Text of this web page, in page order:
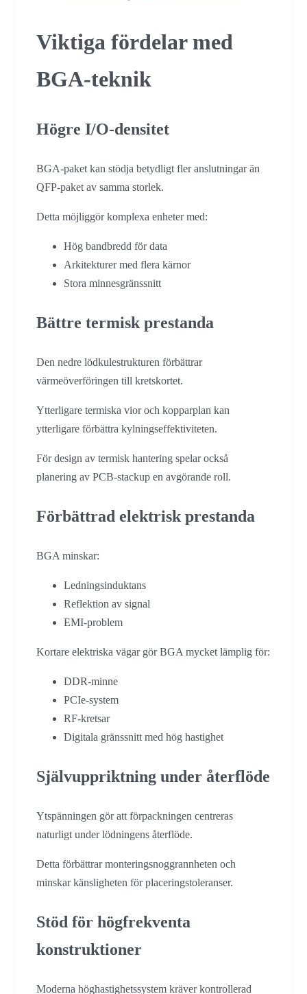
Viktiga fördelar med
BGA-teknik
Högre I/O-densitet
BGA-paket kan stödja betydligt fler anslutningar än
QFP-paket av samma storlek.
Detta möjliggör komplexa enheter med:
Hög bandbredd för data
Arkitekturer med flera kärnor
Stora minnesgränssnitt
Bättre termisk prestanda
Den nedre lödkulestrukturen förbättrar
värmeöverföringen till kretskortet.
Ytterligare termiska vior och kopparplan kan
ytterligare förbättra kylningseffektiviteten.
För design av termisk hantering spelar också
planering av PCB-stackup en avgörande roll.
Förbättrad elektrisk prestanda
BGA minskar:
Ledningsinduktans
Reflektion av signal
EMI-problem
Kortare elektriska vägar gör BGA mycket lämplig för:
DDR-minne
PCIe-system
RF-kretsar
Digitala gränssnitt med hög hastighet
Självuppriktning under återflöde
Ytspänningen gör att förpackningen centreras
naturligt under lödningens återflöde.
Detta förbättrar monteringsnoggrannheten och
minskar känsligheten för placeringstoleranser.
Stöd för högfrekventa
konstruktioner
Moderna höghastighetssystem kräver kontrollerad